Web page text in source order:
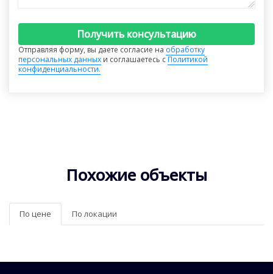
Получить консультацию
Отправляя форму, вы даете согласие на обработку
персональных данных и соглашаетесь сПолитикой
конфиденциальности.
Похожие объекты
По цене По локации